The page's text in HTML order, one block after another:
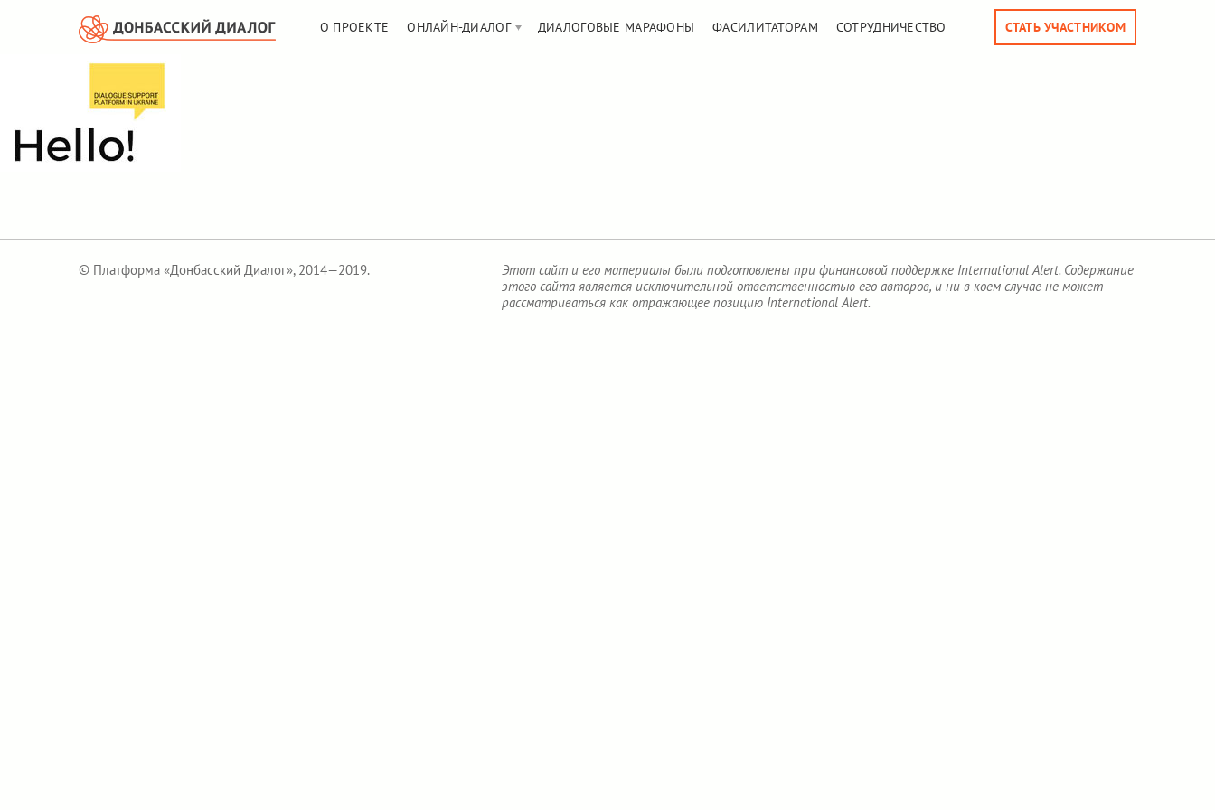
О ПРОЕКТЕ ОНЛАЙН-ДИАЛОГ ДИАЛОГОВЫЕ МАРАФОНЫ ФАСИЛИТАТОРАМ СОТРУДНИЧЕСТВО СТАТЬ УЧАСТНИКОМ
© Платформа «Донбасский Диалог», 2014—2019.
Этот сайт и его материалы были подготовлены при финансовой поддержке International Alert. Содержание
этого сайта является исключительной ответственностью его авторов, и ни в коем случае не может
рассматриваться как отражающее позицию International Alert.